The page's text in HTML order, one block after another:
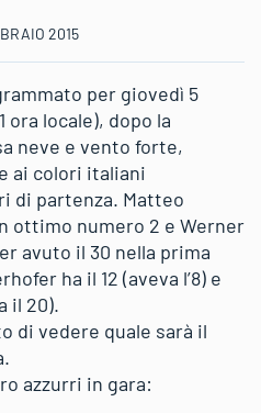
2015
per giovedì 5
ora locale), dopo la
neve e vento forte,
ai colori italiani
di partenza. Matteo
ottimo numero 2 e Werner
avuto il 30 nella prima
ha il 12 (aveva l’8) e
il 20).
di vedere quale sarà il
azzurri in gara: